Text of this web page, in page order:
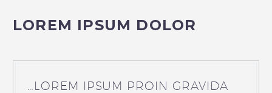
LOREM IPSUM DOLOR
…LOREM IPSUM PROIN GRAVIDA